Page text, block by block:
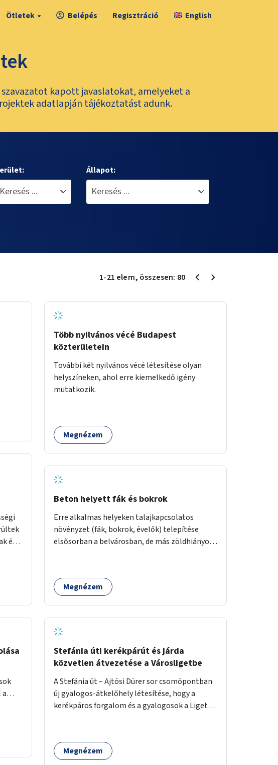
Ötletek Belépés Regisztráció English
kapott javaslatokat, amelyeket a
adatlapján tájékoztatást adunk.
Állapot:
1-21 elem, összesen: 80
és
Több nyilvános vécé Budapest
közterületein
További két nyilvános vécé létesítése olyan
helyszíneken, ahol erre kiemelkedő igény
mutatkozik.
Megnézem
Beton helyett fák és bokrok
Erre alkalmas helyeken talajkapcsolatos
növényzet (fák, bokrok, évelők) telepítése
elsősorban a belvárosban, de más zöldhiányos
Megnézem
Stefánia úti kerékpárút és járda
közvetlen átvezetése a Városligetbe
A Stefánia út – Ajtósi Dürer sor csomópontban
új gyalogos-átkelőhely létesítése, hogy a
kerékpáros forgalom és a gyalogosok a Liget
Megnézem